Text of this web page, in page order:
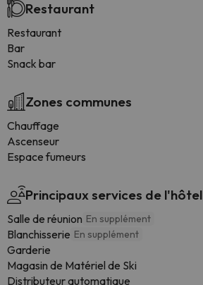
Restaurant
Restaurant
Bar
Snack bar
Zones communes
Chauffage
Ascenseur
Espace fumeurs
Principaux services de l'hôtel
Salle de réunion En supplément
Blanchisserie En supplément
Garderie
Magasin de Matériel de Ski
Distributeur automatique